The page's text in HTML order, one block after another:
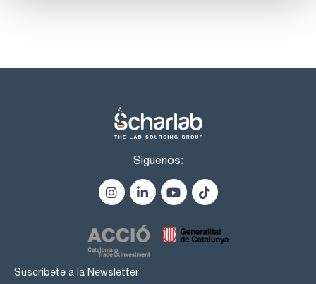
Síguenos:
Suscríbete a la Newsletter